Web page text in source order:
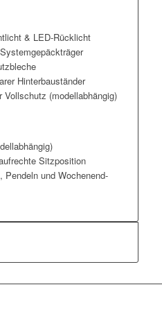
& LED-Rücklicht
Hinterbauständer
Vollschutz (modellabhängig)
Sitzposition
und Wochenend-